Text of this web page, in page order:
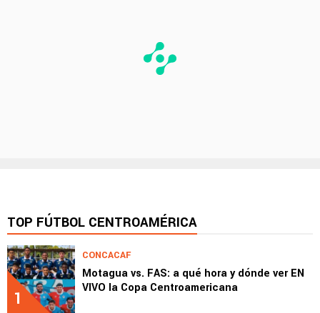
TOP FÚTBOL CENTROAMÉRICA
1
CONCACAF
Motagua vs. FAS: a qué hora y dónde ver EN
VIVO la Copa Centroamericana